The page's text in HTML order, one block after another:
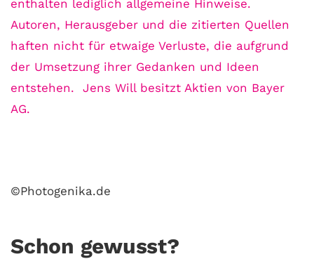
enthalten lediglich allgemeine Hinweise.
Autoren, Herausgeber und die zitierten Quellen
haften nicht für etwaige Verluste, die aufgrund
der Umsetzung ihrer Gedanken und Ideen
entstehen. Jens Will besitzt Aktien von Bayer
AG.
©Photogenika.de
Schon gewusst?